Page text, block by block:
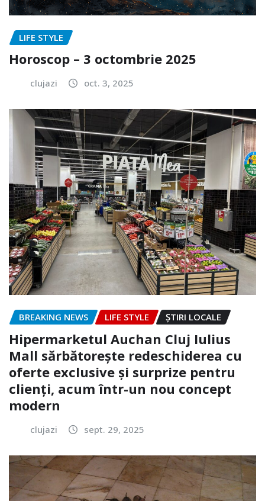
LIFE STYLE
Horoscop – 3 octombrie 2025
clujazi oct. 3, 2025
BREAKING NEWS LIFE STYLE ȘTIRI LOCALE
Hipermarketul Auchan Cluj Iulius
Mall sărbătorește redeschiderea cu
oferte exclusive și surprize pentru
clienți, acum într-un nou concept
modern
clujazi sept. 29, 2025